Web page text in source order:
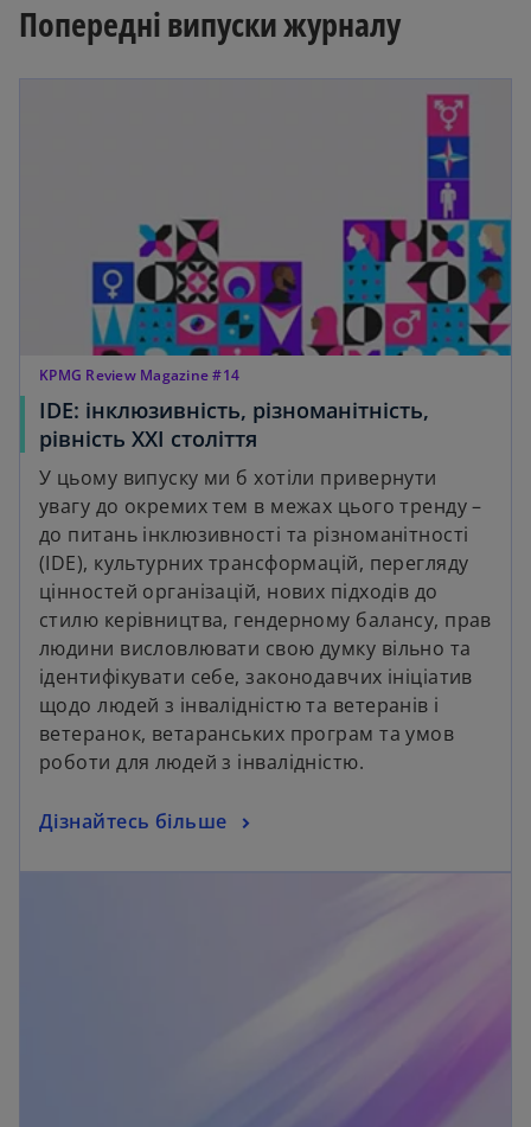
Попередні випуски журналу
KPMG Review Magazine #14
IDE: інклюзивність, різноманітність,
рівність ХХІ століття
У цьому випуску ми б хотіли привернути
увагу до окремих тем в межах цього тренду –
до питань інклюзивності та різноманітності
(IDE), культурних трансформацій, перегляду
цінностей організацій, нових підходів до
стилю керівництва, гендерному балансу, прав
людини висловлювати свою думку вільно та
ідентифікувати себе, законодавчих ініціатив
щодо людей з інвалідністю та ветеранів і
ветеранок, ветаранських програм та умов
роботи для людей з інвалідністю.
Дізнайтесь більше